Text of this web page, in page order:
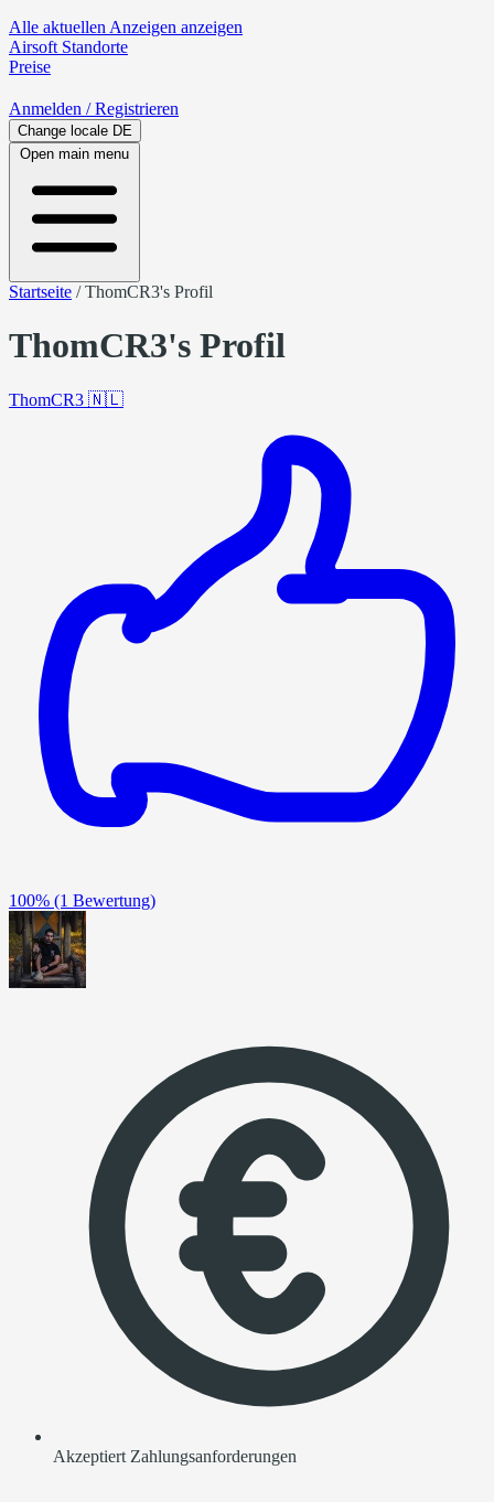
Alle aktuellen Anzeigen anzeigen
Airsoft Standorte
Preise
Anmelden / Registrieren
Change locale DE
Open main menu
Startseite /ThomCR3's Profil
ThomCR3's Profil
ThomCR3 🇳🇱
100% (1 Bewertung)
Akzeptiert Zahlungsanforderungen